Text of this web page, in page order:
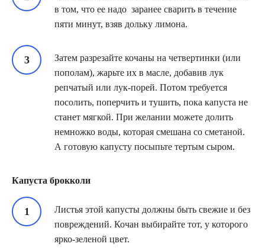
в том, что ее надо заранее сварить в течение
пяти минут, взяв дольку лимона.
Затем разрезайте кочаны на четвертинки (или
пополам), жарьте их в масле, добавив лук
репчатый или лук-порей. Потом требуется
посолить, поперчить и тушить, пока капуста не
станет мягкой. При желании можете долить
немножко воды, которая смешана со сметаной.
А готовую капусту посыпьте тертым сыром.
Капуста брокколи
Листья этой капусты должны быть свежие и без
повреждений. Кочан выбирайте тот, у которого
ярко-зеленой цвет.